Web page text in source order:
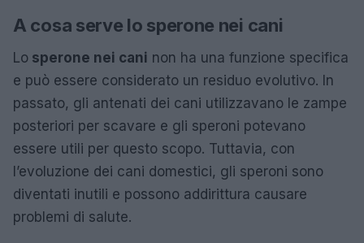
A cosa serve lo sperone nei cani
Lo sperone nei cani non ha una funzione specifica
e può essere considerato un residuo evolutivo. In
passato, gli antenati dei cani utilizzavano le zampe
posteriori per scavare e gli speroni potevano
essere utili per questo scopo. Tuttavia, con
l’evoluzione dei cani domestici, gli speroni sono
diventati inutili e possono addirittura causare
problemi di salute.